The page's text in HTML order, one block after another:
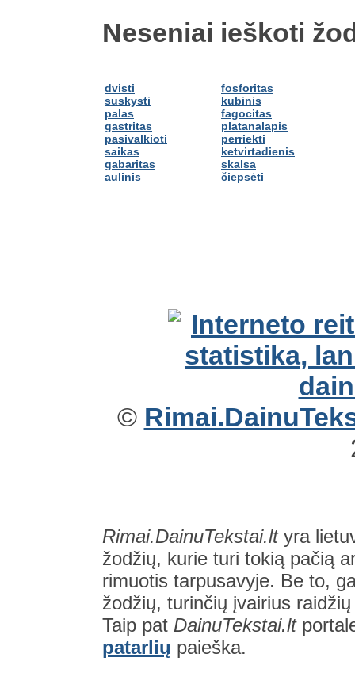
Neseniai ieškoti
dvisti
suskysti
palas
gastritas
pasivalkioti
saikas
gabaritas
aulinis
fosforitas
kubinis
fagocitas
platanalapis
perriekti
ketvirtadienis
skalsa
čiepsėti
©
Rimai.DainuTekstai.ltyra
žodžių, kurie turi tokią pačią
rimuotis tarpusavyje. Be to,
žodžių, turinčių įvairius
Taip pat DainuTekstai.lt
patarlių paieška.